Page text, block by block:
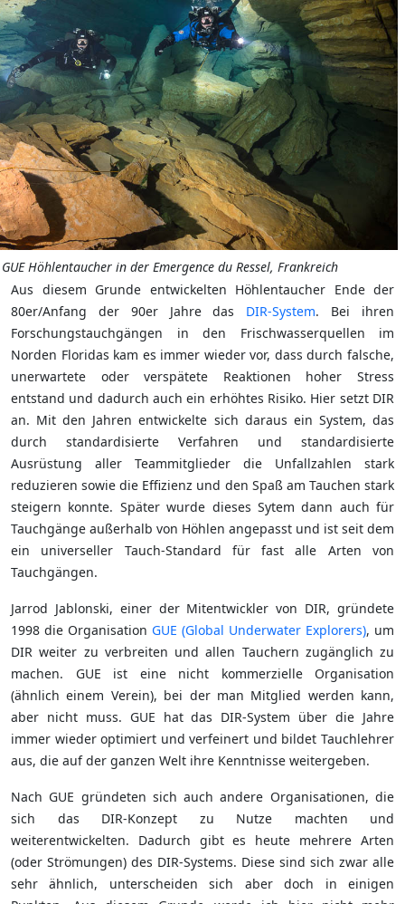
GUE Höhlentaucher in der Emergence du Ressel, Frankreich
Aus diesem Grunde entwickelten Höhlentaucher Ende der
80er/Anfang der 90er Jahre das DIR-System. Bei ihren
Forschungstauchgängen in den Frischwasserquellen im
Norden Floridas kam es immer wieder vor, dass durch falsche,
unerwartete oder verspätete Reaktionen hoher Stress
entstand und dadurch auch ein erhöhtes Risiko. Hier setzt DIR
an. Mit den Jahren entwickelte sich daraus ein System, das
durch standardisierte Verfahren und standardisierte
Ausrüstung aller Teammitglieder die Unfallzahlen stark
reduzieren sowie die Effizienz und den Spaß am Tauchen stark
steigern konnte. Später wurde dieses Sytem dann auch für
Tauchgänge außerhalb von Höhlen angepasst und ist seit dem
ein universeller Tauch-Standard für fast alle Arten von
Tauchgängen.
Jarrod Jablonski, einer der Mitentwickler von DIR, gründete
1998 die Organisation GUE (Global Underwater Explorers), um
DIR weiter zu verbreiten und allen Tauchern zugänglich zu
machen. GUE ist eine nicht kommerzielle Organisation
(ähnlich einem Verein), bei der man Mitglied werden kann,
aber nicht muss. GUE hat das DIR-System über die Jahre
immer wieder optimiert und verfeinert und bildet Tauchlehrer
aus, die auf der ganzen Welt ihre Kenntnisse weitergeben.
Nach GUE gründeten sich auch andere Organisationen, die
sich das DIR-Konzept zu Nutze machten und
weiterentwickelten. Dadurch gibt es heute mehrere Arten
(oder Strömungen) des DIR-Systems. Diese sind sich zwar alle
sehr ähnlich, unterscheiden sich aber doch in einigen